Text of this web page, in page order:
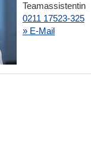
Teamassistentin
0211 17523-325
» E-Mail